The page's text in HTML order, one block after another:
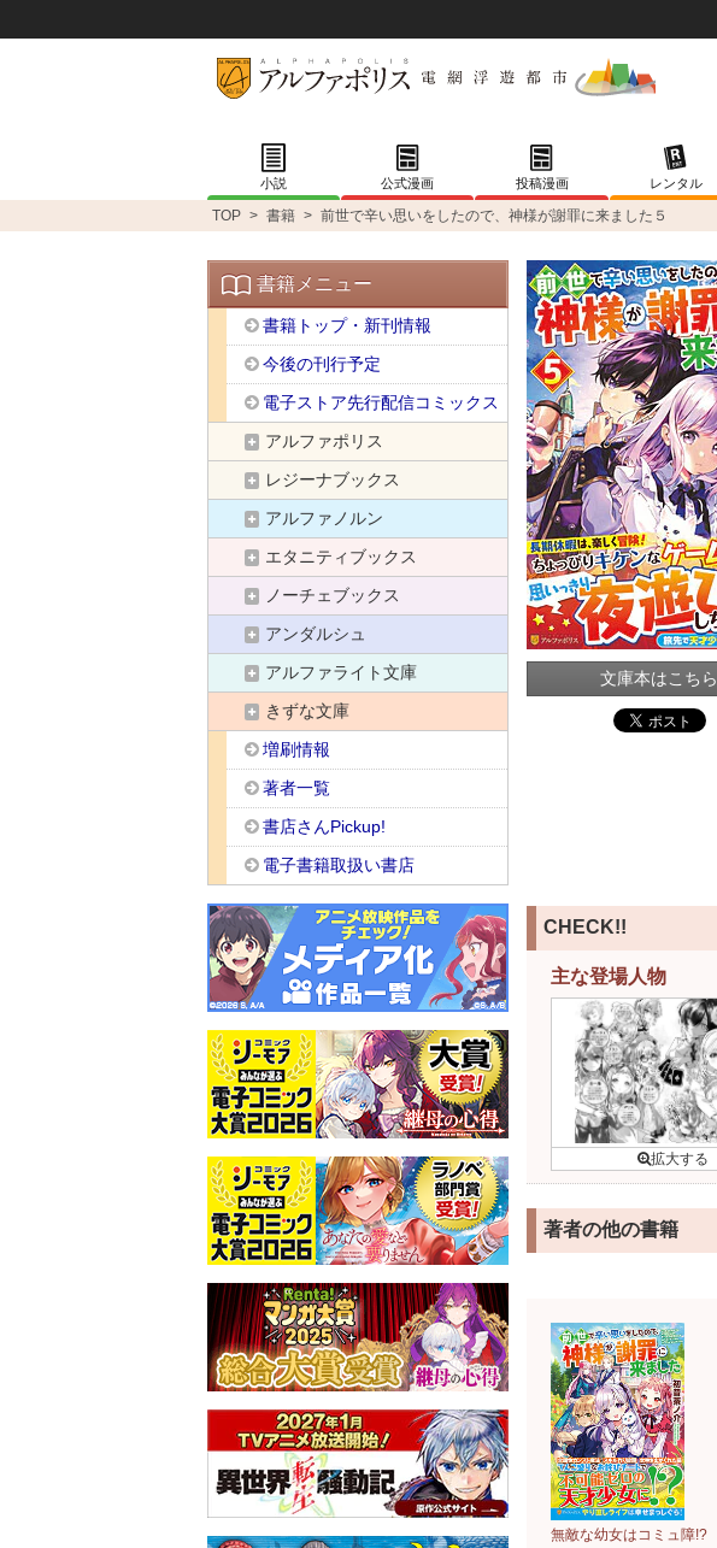
小説 公式漫画 投稿漫画 レンタル
TOP > 書籍 > 前世で辛い思いをしたので、神様が謝罪に来ました５
文庫本はこちら
CHECK!!
主な登場人物
著者の他の書籍
無敵な幼女はコミュ障!?
書籍メニュー
書籍トップ・新刊情報
今後の刊行予定
電子ストア先行配信コミックス
アルファポリス
レジーナブックス
アルファノルン
エタニティブックス
ノーチェブックス
アンダルシュ
アルファライト文庫
きずな文庫
増刷情報
著者一覧
書店さんPickup!
電子書籍取扱い書店